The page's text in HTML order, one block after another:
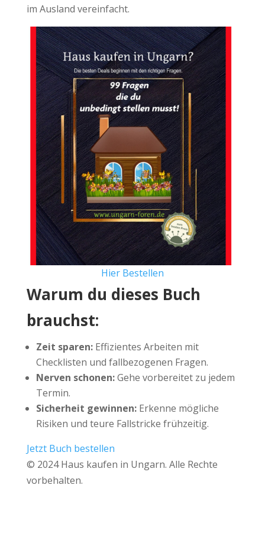
im Ausland vereinfacht.
Hier Bestellen
Warum du dieses Buch
brauchst:
Zeit sparen:Effizientes Arbeiten mit
Checklisten und fallbezogenen Fragen.
Nerven schonen:Gehe vorbereitet zu jedem
Termin.
Sicherheit gewinnen:Erkenne mögliche
Risiken und teure Fallstricke frühzeitig.
Jetzt Buch bestellen
© 2024 Haus kaufen in Ungarn. Alle Rechte
vorbehalten.